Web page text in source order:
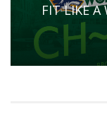
FIT LIKE